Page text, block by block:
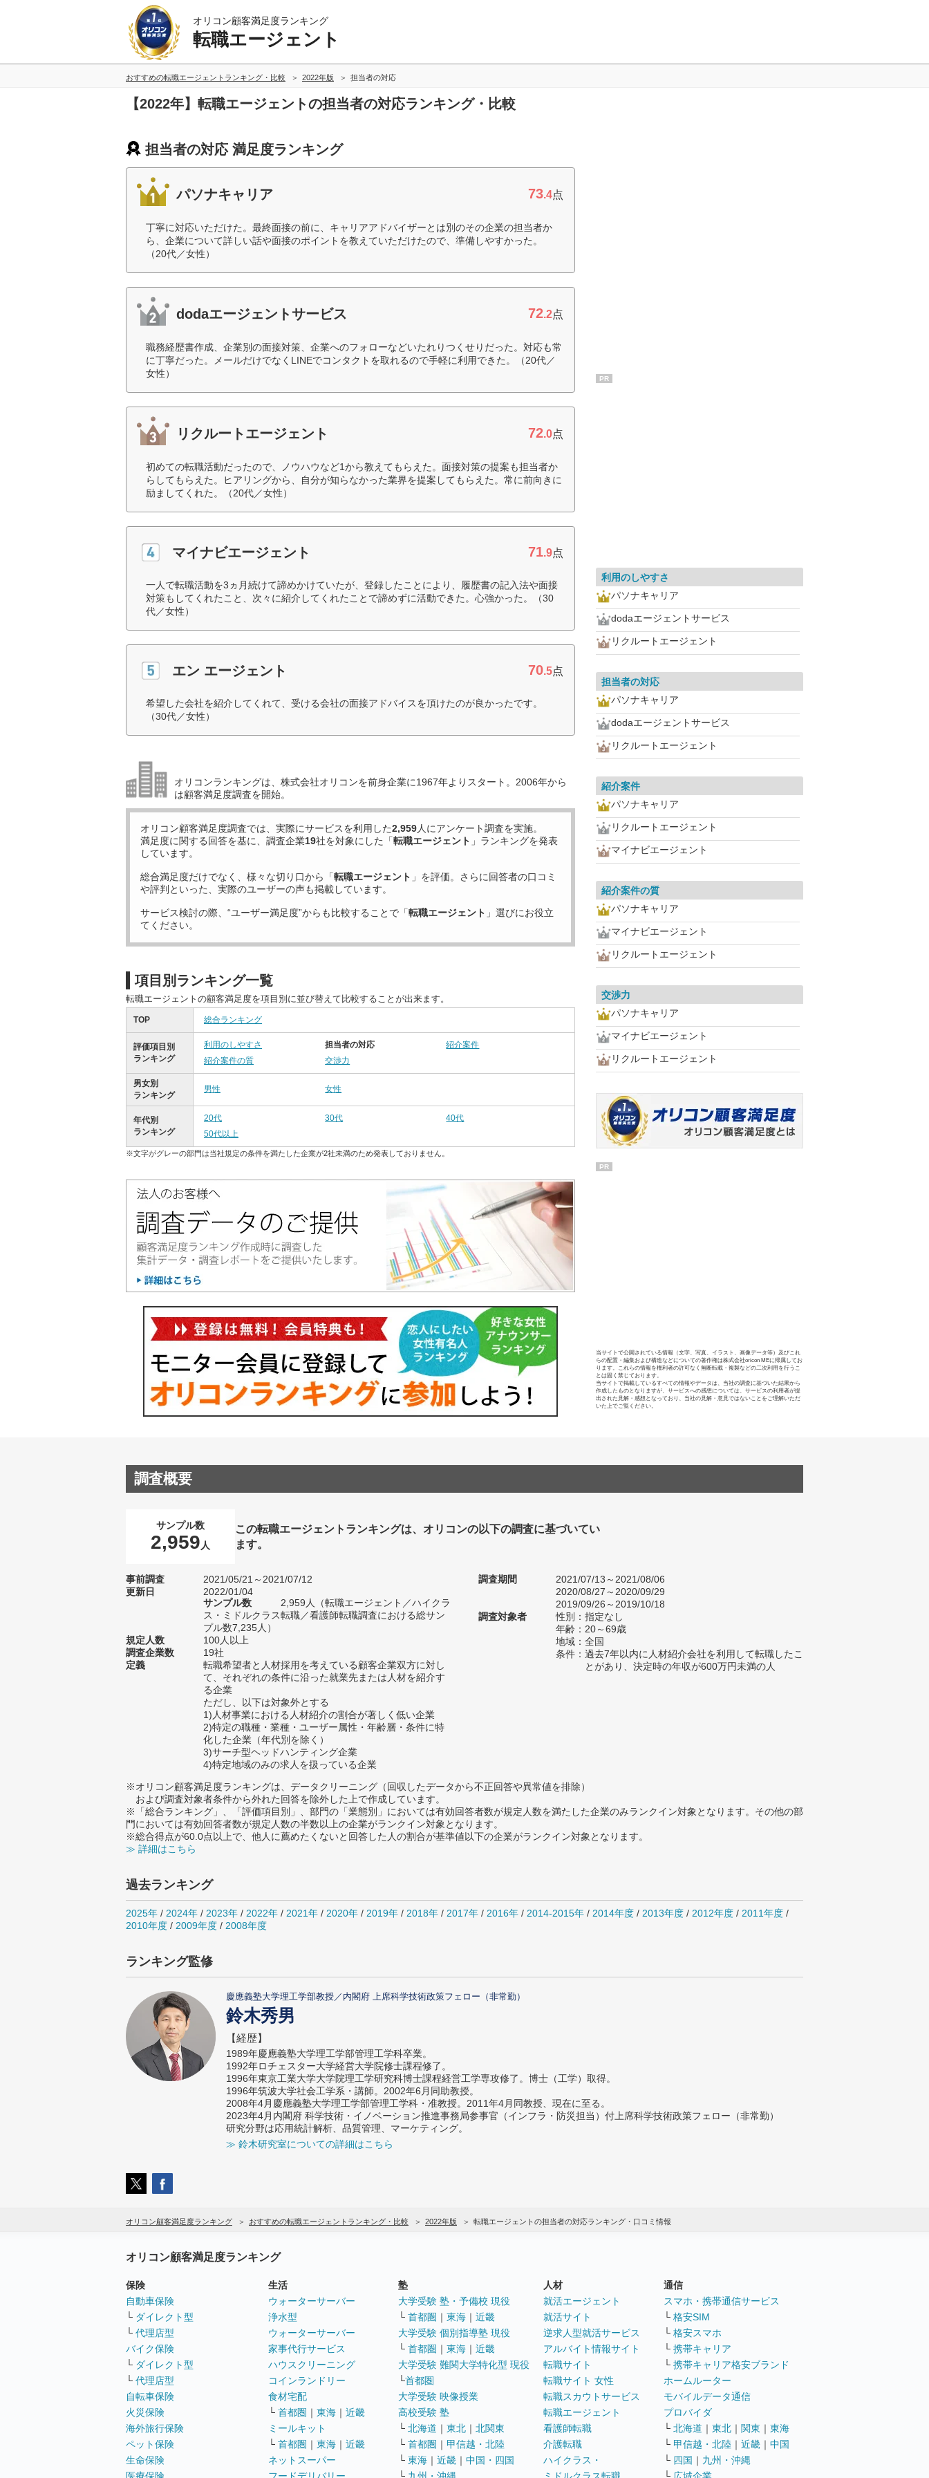
オリコン顧客満足度ランキング
転職エージェント
おすすめの転職エージェントランキング・比較 2022年版 担当者の対応
【2022年】転職エージェントの担当者の対応ランキング・比較
担当者の対応 満足度ランキング
パソナキャリア 73.4点
丁寧に対応いただけた。最終面接の前に、キャリアアドバイザーとは別のその企業の担当者か
ら、企業について詳しい話や面接のポイントを教えていただけたので、準備しやすかった。
（20代／女性）
dodaエージェントサービス 72.2点
職務経歴書作成、企業別の面接対策、企業へのフォローなどいたれりつくせりだった。対応も常
に丁寧だった。メールだけでなくLINEでコンタクトを取れるので手軽に利用できた。（20代／
女性）
リクルートエージェント 72.0点
初めての転職活動だったので、ノウハウなど1から教えてもらえた。面接対策の提案も担当者か
らしてもらえた。ヒアリングから、自分が知らなかった業界を提案してもらえた。常に前向きに
励ましてくれた。（20代／女性）
マイナビエージェント 71.9点
一人で転職活動を3ヵ月続けて諦めかけていたが、登録したことにより、履歴書の記入法や面接
対策もしてくれたこと、次々に紹介してくれたことで諦めずに活動できた。心強かった。（30
代／女性）
エン エージェント 70.5点
希望した会社を紹介してくれて、受ける会社の面接アドバイスを頂けたのが良かったです。
（30代／女性）
オリコンランキングは、株式会社オリコンを前身企業に1967年よりスタート。2006年から
は顧客満足度調査を開始。
オリコン顧客満足度調査では、実際にサービスを利用した2,959人にアンケート調査を実施。
満足度に関する回答を基に、調査企業19社を対象にした「転職エージェント 」ランキングを発表
しています。
総合満足度だけでなく、様々な切り口から「転職エージェント 」を評価。さらに回答者の口コミ
や評判といった、実際のユーザーの声も掲載しています。
サービス検討の際、“ユーザー満足度”からも比較することで「転職エージェント 」選びにお役立
てください。
項目別ランキング一覧
転職エージェントの顧客満足度を項目別に並び替えて比較することが出来ます。
TOP 総合ランキング
評価項目別
ランキング
利用のしやすさ 担当者の対応
紹介案件
紹介案件の質
交渉力
男女別
ランキング
男性 女性
年代別
ランキング
20代 30代
40代
50代以上
※文字がグレーの部門は当社規定の条件を満たした企業が2社未満のため発表しておりません。
PR
利用のしやすさ
パソナキャリア
dodaエージェントサービス
リクルートエージェント
担当者の対応
パソナキャリア
dodaエージェントサービス
リクルートエージェント
紹介案件
パソナキャリア
リクルートエージェント
マイナビエージェント
紹介案件の質
パソナキャリア
マイナビエージェント
リクルートエージェント
交渉力
パソナキャリア
マイナビエージェント
リクルートエージェント
PR
当サイトで公開されている情報（文字、写真、イラスト、画像データ等）及びこれ
らの配置・編集および構造などについての著作権は株式会社oricon MEに帰属してお
ります。これらの情報を権利者の許可なく無断転載・複製などの二次利用を行うこ
とは固く禁じております。
当サイトで掲載しているすべての情報やデータは、当社の調査に基づいた結果から
作成したものとなりますが、サービスへの感想については、サービスの利用者が提
出された見解・感想となっており、当社の見解・意見ではないことをご理解いただ
いた上でご覧ください。
調査概要
サンプル数
2,959 人
この転職エージェントランキングは、オリコンの以下の調査に基づいてい
ます。
事前調査
2021/05/21～2021/07/12
更新日
2022/01/04
サンプル数
2,959人（転職エージェント／ハイクラ
ス・ミドルクラス転職／看護師転職調査における総サン
プル数7,235人）
規定人数
100人以上
調査企業数
19社
定義
転職希望者と人材採用を考えている顧客企業双方に対し
て、それぞれの条件に沿った就業先または人材を紹介す
る企業
ただし、以下は対象外とする
1)人材事業における人材紹介の割合が著しく低い企業
2)特定の職種・業種・ユーザー属性・年齢層・条件に特
化した企業（年代別を除く）
3)サーチ型ヘッドハンティング企業
4)特定地域のみの求人を扱っている企業
調査期間
2021/07/13～2021/08/06
2020/08/27～2020/09/29
2019/09/26～2019/10/18
調査対象者
性別：指定なし
年齢：20～69歳
地域：全国
条件：過去7年以内に人材紹介会社を利用して転職したこ
とがあり、決定時の年収が600万円未満の人
※オリコン顧客満足度ランキングは、データクリーニング（回収したデータから不正回答や異常値を排除）
および調査対象者条件から外れた回答を除外した上で作成しています。
※「総合ランキング」、「評価項目別」、部門の「業態別」においては有効回答者数が規定人数を満たした企業のみランクイン対象となります。その他の部
門においては有効回答者数が規定人数の半数以上の企業がランクイン対象となります。
※総合得点が60.0点以上で、他人に薦めたくないと回答した人の割合が基準値以下の企業がランクイン対象となります。
≫ 詳細はこちら
過去ランキング
2025年 / 2024年 / 2023年 / 2022年 / 2021年 / 2020年 / 2019年 / 2018年 / 2017年 / 2016年 / 2014-2015年 / 2014年度 / 2013年度 / 2012年度 / 2011年度 /
2010年度 / 2009年度 / 2008年度
ランキング監修
慶應義塾大学理工学部教授／内閣府 上席科学技術政策フェロー（非常勤）
鈴木秀男
【経歴】
1989年慶應義塾大学理工学部管理工学科卒業。
1992年ロチェスター大学経営大学院修士課程修了。
1996年東京工業大学大学院理工学研究科博士課程経営工学専攻修了。博士（工学）取得。
1996年筑波大学社会工学系・講師。2002年6月同助教授。
2008年4月慶應義塾大学理工学部管理工学科・准教授。2011年4月同教授、現在に至る。
2023年4月内閣府 科学技術・イノベーション推進事務局参事官（インフラ・防災担当）付上席科学技術政策フェロー（非常勤）
研究分野は応用統計解析、品質管理、マーケティング。
≫ 鈴木研究室についての詳細はこちら
オリコン顧客満足度ランキング おすすめの転職エージェントランキング・比較 2022年版 転職エージェントの担当者の対応ランキング・口コミ情報
オリコン顧客満足度ランキング
保険
自動車保険
└ ダイレクト型
└ 代理店型
バイク保険
└ ダイレクト型
└ 代理店型
自転車保険
火災保険
海外旅行保険
ペット保険
生命保険
生活
ウォーターサーバー
浄水型
ウォーターサーバー
家事代行サービス
ハウスクリーニング
コインランドリー
食材宅配
└ 首都圏 ｜ 東海 ｜ 近畿
ミールキット
└ 首都圏 ｜ 東海 ｜ 近畿
ネットスーパー
塾
大学受験 塾・予備校 現役
└ 首都圏 ｜ 東海 ｜ 近畿
大学受験 個別指導塾 現役
└ 首都圏 ｜ 東海 ｜ 近畿
大学受験 難関大学特化型 現役
└首都圏
大学受験 映像授業
高校受験 塾
└ 北海道 ｜ 東北 ｜ 北関東
└ 首都圏 ｜ 甲信越・北陸
└ 東海 ｜ 近畿 ｜ 中国・四国
人材
就活エージェント
就活サイト
逆求人型就活サービス
アルバイト情報サイト
転職サイト
転職サイト 女性
転職スカウトサービス
転職エージェント
看護師転職
介護転職
ハイクラス・
通信
スマホ・携帯通信サービス
└ 格安SIM
└ 格安スマホ
└ 携帯キャリア
└ 携帯キャリア格安ブランド
ホームルーター
モバイルデータ通信
プロバイダ
└ 北海道 ｜ 東北 ｜ 関東 ｜ 東海
└ 甲信越・北陸 ｜ 近畿 ｜ 中国
└ 四国 ｜ 九州・沖縄